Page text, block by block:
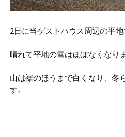
2日に当ゲストハウス周辺の平地
晴れて平地の雪はほぼなくなり
山は裾のほうまで白くなり、冬
す。